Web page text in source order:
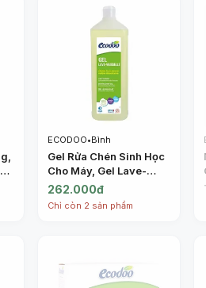
ECODOO•Bình
Gel Rửa Chén Sinh Học
Cho Máy, Gel Lave-
Vaisselle (1L) - ECODOO
262.000đ
Chỉ còn 2 sản phẩm